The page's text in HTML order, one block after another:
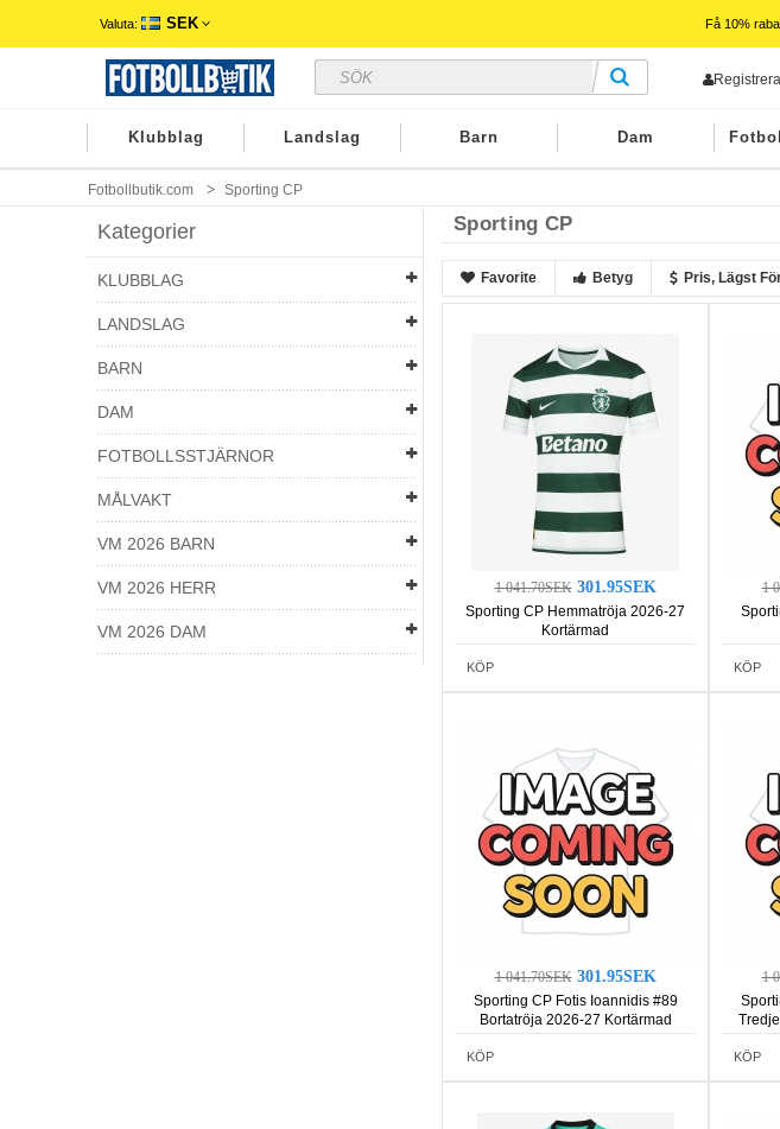
Valuta: SEK Få 10%
Registrera
Klubblag Landslag Barn Dam
Fotbollbutik.com Sporting CP
Kategorier
KLUBBLAG
LANDSLAG
BARN
DAM
FOTBOLLSSTJÄRNOR
MÅLVAKT
VM 2026 BARN
VM 2026 HERR
VM 2026 DAM
Sporting CP
Favorite Betyg Pris, Lägst
1 041.70SEK 301.95SEK
Sporting CP Hemmatröja 2026-27
Kortärmad
KÖP
1
KÖP
1 041.70SEK 301.95SEK
Sporting CP Fotis Ioannidis #89
Bortatröja 2026-27 Kortärmad
KÖP
1
KÖP